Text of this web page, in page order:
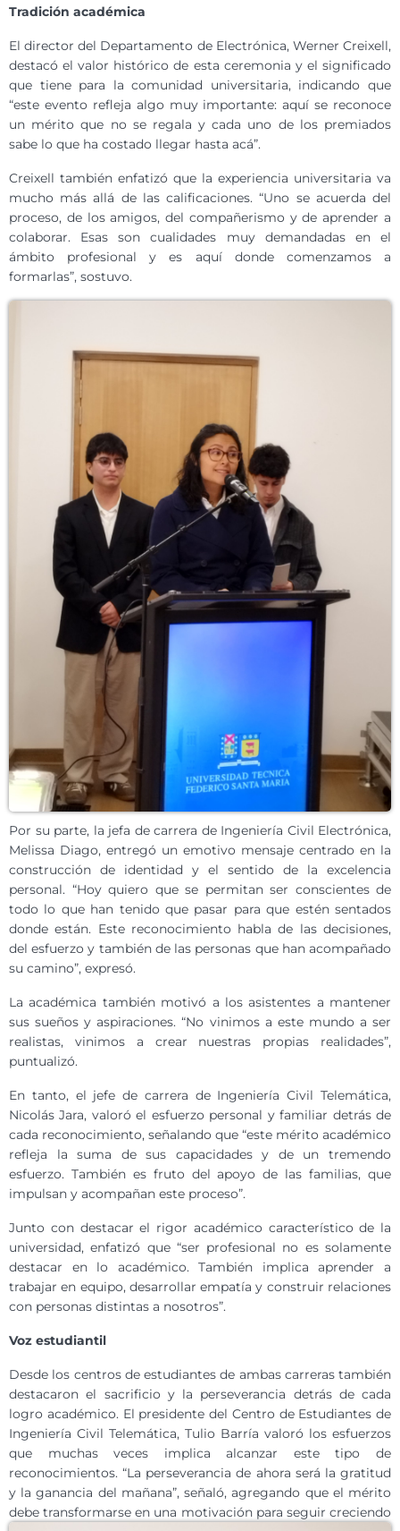
Tradición académica
El director del Departamento de Electrónica, Werner Creixell,
destacó el valor histórico de esta ceremonia y el significado
que tiene para la comunidad universitaria, indicando que
“este evento refleja algo muy importante: aquí se reconoce
un mérito que no se regala y cada uno de los premiados
sabe lo que ha costado llegar hasta acá”.
Creixell también enfatizó que la experiencia universitaria va
mucho más allá de las calificaciones. “Uno se acuerda del
proceso, de los amigos, del compañerismo y de aprender a
colaborar. Esas son cualidades muy demandadas en el
ámbito profesional y es aquí donde comenzamos a
formarlas”, sostuvo.
Por su parte, la jefa de carrera de Ingeniería Civil Electrónica,
Melissa Diago, entregó un emotivo mensaje centrado en la
construcción de identidad y el sentido de la excelencia
personal. “Hoy quiero que se permitan ser conscientes de
todo lo que han tenido que pasar para que estén sentados
donde están. Este reconocimiento habla de las decisiones,
del esfuerzo y también de las personas que han acompañado
su camino”, expresó.
La académica también motivó a los asistentes a mantener
sus sueños y aspiraciones. “No vinimos a este mundo a ser
realistas, vinimos a crear nuestras propias realidades”,
puntualizó.
En tanto, el jefe de carrera de Ingeniería Civil Telemática,
Nicolás Jara, valoró el esfuerzo personal y familiar detrás de
cada reconocimiento, señalando que “este mérito académico
refleja la suma de sus capacidades y de un tremendo
esfuerzo. También es fruto del apoyo de las familias, que
impulsan y acompañan este proceso”.
Junto con destacar el rigor académico característico de la
universidad, enfatizó que “ser profesional no es solamente
destacar en lo académico. También implica aprender a
trabajar en equipo, desarrollar empatía y construir relaciones
con personas distintas a nosotros”.
Voz estudiantil
Desde los centros de estudiantes de ambas carreras también
destacaron el sacrificio y la perseverancia detrás de cada
logro académico. El presidente del Centro de Estudiantes de
Ingeniería Civil Telemática, Tulio Barría valoró los esfuerzos
que muchas veces implica alcanzar este tipo de
reconocimientos. “La perseverancia de ahora será la gratitud
y la ganancia del mañana”, señaló, agregando que el mérito
debe transformarse en una motivación para seguir creciendo